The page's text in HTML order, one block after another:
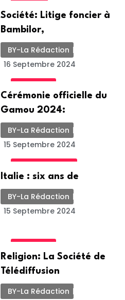
Société: Litige foncier à
Bambilor,
BY-La Rédaction
16 Septembre 2024
Cérémonie officielle du
Gamou 2024:
BY-La Rédaction
15 Septembre 2024
Italie : six ans de
BY-La Rédaction
15 Septembre 2024
Religion: La Société de
Télédiffusion
BY-La Rédaction